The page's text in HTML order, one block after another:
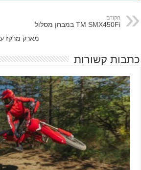
הקודם
TM SMX450Fi במבחן מסלול
מארק מרקז
כתבות קשורות